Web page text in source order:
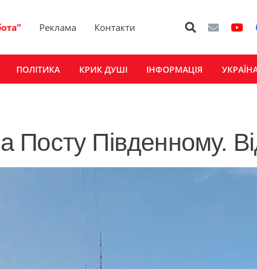
Реклама Контакти
ПОЛІТИКА КРИК ДУШІ ІНФОРМАЦІЯ
Посту Південному.